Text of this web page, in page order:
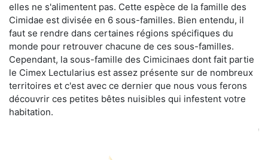
elles ne s'alimentent pas. Cette espèce de la famille des
Cimidae est divisée en 6 sous-familles. Bien entendu, il
faut se rendre dans certaines régions spécifiques du
monde pour retrouver chacune de ces sous-familles.
Cependant, la sous-famille des Cimicinaes dont fait partie
le Cimex Lectularius est assez présente sur de nombreux
territoires et c'est avec ce dernier que nous vous ferons
découvrir ces petites bêtes nuisibles qui infestent votre
habitation.